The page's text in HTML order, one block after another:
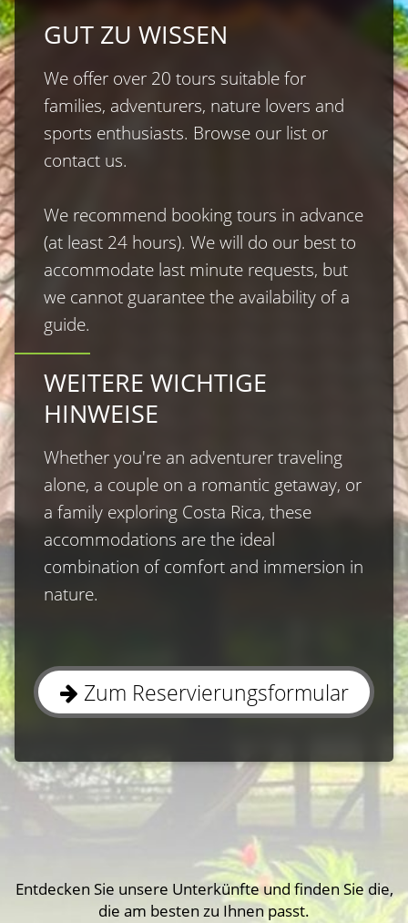
GUT ZU WISSEN
We offer over 20 tours suitable for
families, adventurers, nature lovers and
sports enthusiasts. Browse our list or
contact us.
We recommend booking tours in advance
(at least 24 hours). We will do our best to
accommodate last minute requests, but
we cannot guarantee the availability of a
guide.
WEITERE WICHTIGE
HINWEISE
Whether you′re an adventurer traveling
alone, a couple on a romantic getaway, or
a family exploring Costa Rica, these
accommodations are the ideal
combination of comfort and immersion in
nature.
Zum Reservierungsformular
Entdecken Sie unsere Unterkünfte und finden Sie die,
die am besten zu Ihnen passt.